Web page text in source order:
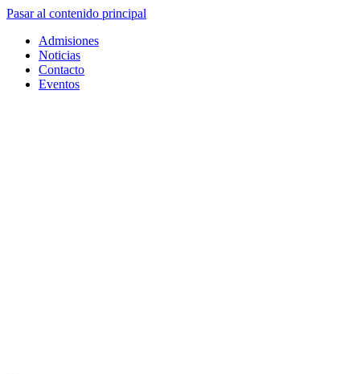
Pasar al contenido principal
Admisiones
Noticias
Contacto
Eventos